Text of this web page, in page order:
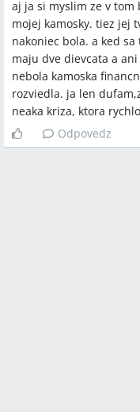
aj ja si myslim ze v tom
mojej kamosky. tiez jej
nakoniec bola. a ked
maju dve dievcata a
nebola kamoska
rozviedla. ja len
neaka kriza, ktora
Odpovedz